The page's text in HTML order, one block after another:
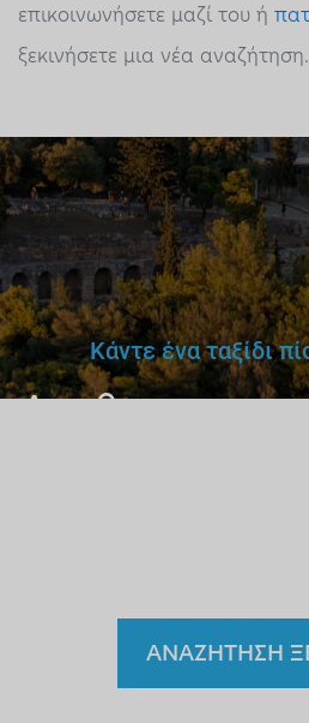
επικοινωνήσετε μαζί του ή
ξεκινήσετε μια νέα αναζήτηση.
Κάντε ένα ταξίδι
Δεν θα
ΑΝΑΖΗΤΗΣΗ